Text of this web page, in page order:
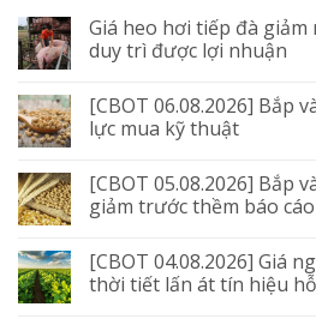
Giá heo hơi tiếp đà
duy trì được lợi nhuận
[CBOT 06.08.2026] Bắp
lực mua kỹ thuật
[CBOT 05.08.2026] Bắp
giảm trước thềm báo
[CBOT 04.08.2026] Giá
thời tiết lấn át tín hiệu